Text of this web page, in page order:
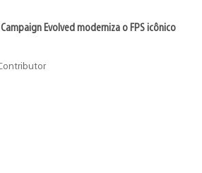
Evolved moderniza o FPS icônico